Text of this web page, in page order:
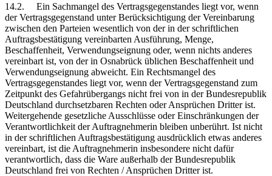
14.2. Ein Sachmangel des Vertragsgegenstandes liegt vor, wenn
der Vertragsgegenstand unter Berücksichtigung der Vereinbarung
zwischen den Parteien wesentlich von der in der schriftlichen
Auftragsbestätigung vereinbarten Ausführung, Menge,
Beschaffenheit, Verwendungseignung oder, wenn nichts anderes
vereinbart ist, von der in Osnabrück üblichen Beschaffenheit und
Verwendungseignung abweicht. Ein Rechtsmangel des
Vertragsgegenstandes liegt vor, wenn der Vertragsgegenstand zum
Zeitpunkt des Gefahrübergangs nicht frei von in der Bundesrepublik
Deutschland durchsetzbaren Rechten oder Ansprüchen Dritter ist.
Weitergehende gesetzliche Ausschlüsse oder Einschränkungen der
Verantwortlichkeit der Auftragnehmerin bleiben unberührt. Ist nicht
in der schriftlichen Auftragsbestätigung ausdrücklich etwas anderes
vereinbart, ist die Auftragnehmerin insbesondere nicht dafür
verantwortlich, dass die Ware außerhalb der Bundesrepublik
Deutschland frei von Rechten / Ansprüchen Dritter ist.